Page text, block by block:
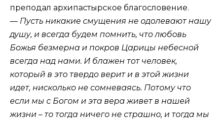
преподал архипастырское благословение.
— Пусть никакие смущения не одолевают нашу
душу, и всегда будем помнить, что любовь
Божья безмерна и покров Царицы небесной
всегда над нами. И блажен тот человек,
который в это твердо верит и в этой жизни
идет, нисколько не сомневаясь. Потому что
если мы с Богом и эта вера живет в нашей
жизни – то тогда ничего не страшно, и тогда мы